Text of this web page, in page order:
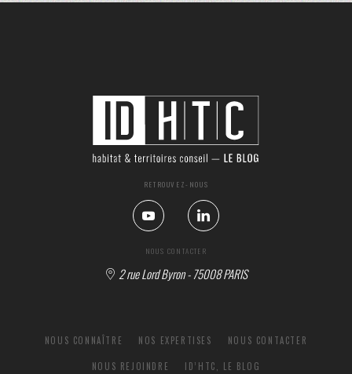
RETROUVEZ-NOUS
NOUS CONTACTER
2 rue Lord Byron - 75008 PARIS
NOUS CONNAÎTRE NOS EXPERTISES NOUS CONTACTER
NOUS REJOINDRE ID’HTC, LE BLOG